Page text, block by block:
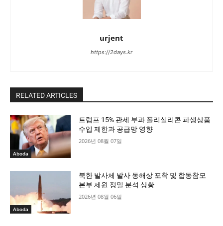
urjent
https://2days.kr
RELATED ARTICLES
Aboda
트럼프 15% 관세 부과 폴리실리콘 파생상품
수입 제한과 공급망 영향
2026년 08월 07일
Aboda
북한 발사체 발사 동해상 포착 및 합동참모
본부 제원 정밀 분석 상황
2026년 08월 06일